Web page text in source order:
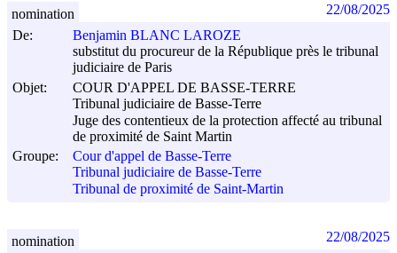
De:
Benjamin BLANC LAROZE
substitut du procureur de la République près le tribunal
judiciaire de Paris
Objet:
COUR D'APPEL DE BASSE-TERRE
Tribunal judiciaire de Basse-Terre
Juge des contentieux de la protection affecté au tribunal
de proximité de Saint Martin
Groupe:
Cour d'appel de Basse-Terre
Tribunal judiciaire de Basse-Terre
Tribunal de proximité de Saint-Martin
nomination 22/08/2025
nomination 22/08/2025